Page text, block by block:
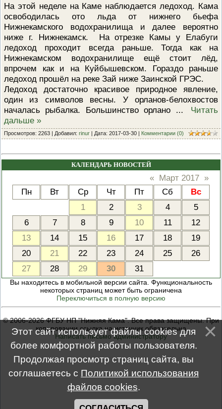
На этой неделе на Каме наблюдается ледоход. Кама
освободилась ото льда от нижнего бьефа
Нижнекамского водохранилища и далее вероятно
ниже г. Нижнекамск. На отрезке Камы у Елабуги
ледоход проходит всегда раньше. Тогда как на
Нижнекамском водохранилище ещё стоит лёд,
впрочем как и на Куйбышевском. Гораздо раньше
ледоход прошёл на реке Зай ниже Заинской ГРЭС.
Ледоход достаточно красивое природное явление,
один из символов весны. У орланов-белохвостов
началась рыбалка. Большинство орлано ...
Читать
дальше »
Просмотров: 2263 | Добавил: rinur | Дата: 2017-03-30 | Комментарии (0)
КАЛЕНДАРЬ НОВОСТЕЙ
« Март 2017 »
Пн
Вт Ср Чт Пт Сб
Вс
1
2 3 4
5
6
7 8 9 10 11
12
13
14 15 16 17 18
19
20
21 22 23 24 25
26
27
28 29 30 31
Вы находитесь в мобильной версии сайта. Функциональность
некоторых страниц может быть ограничена
Переключиться в полную версию
© 2006-2026 ФГБУ НП "Нижняя Кама". Все права защищены. При
копировании ссылка на источник обязательна
Написать письмо администратору
Этот сайт использует файлы cookies для
более комфортной работы пользователя.
Продолжая просмотр страниц сайта, вы
соглашаетесь с Политикой использования
файлов cookies.